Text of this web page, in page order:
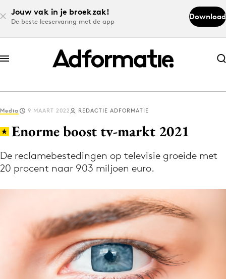
Jouw vak in je broekzak!
De beste leeservaring met de app
Download
Abonneer nu
Abonneer nu
Log in
Download de app
Volg het laatste nieuws via de Adformatie
Media 9 MAART 2022 REDACTIE ADFORMATIE
Enorme boost tv-markt 2021
De reclamebestedingen op televisie groeide met
20 procent naar 903 miljoen euro.